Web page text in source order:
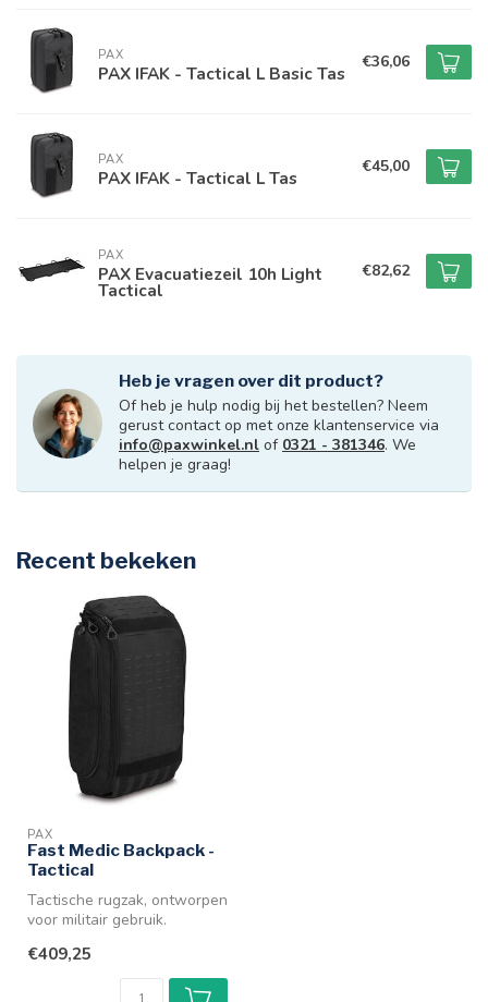
PAX
PAX IFAK - Tactical L Basic Tas €36,06
PAX
PAX IFAK - Tactical L Tas €45,00
PAX
PAX Evacuatiezeil 10h Light
Tactical
€82,62
Heb je vragen over dit product?
Of heb je hulp nodig bij het bestellen? Neem
gerust contact op met onze klantenservice via
info@paxwinkel.nl of 0321 - 381346. We
helpen je graag!
Recent bekeken
PAX
Fast Medic Backpack -
Tactical
Tactische rugzak, ontworpen
voor militair gebruik.
systeem. M...
€409,25